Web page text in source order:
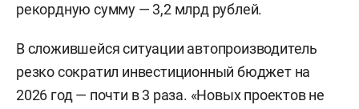
рекордную сумму — 3,2 млрд рублей.
В сложившейся ситуации автопроизводитель
резко сократил инвестиционный бюджет на
2026 год — почти в 3 раза. «Новых проектов не